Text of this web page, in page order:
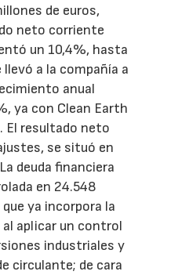
de euros,
neto corriente
un 10,4%, hasta
a la compañía a
anual
ya con Clean Earth
El resultado neto
se situó en
deuda financiera
en 24.548
ya incorpora la
al aplicar un control
industriales y
circulante; de cara